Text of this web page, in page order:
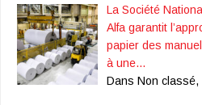
La Société
Alfa garantit
papier des
à une…
Dans Non classé,